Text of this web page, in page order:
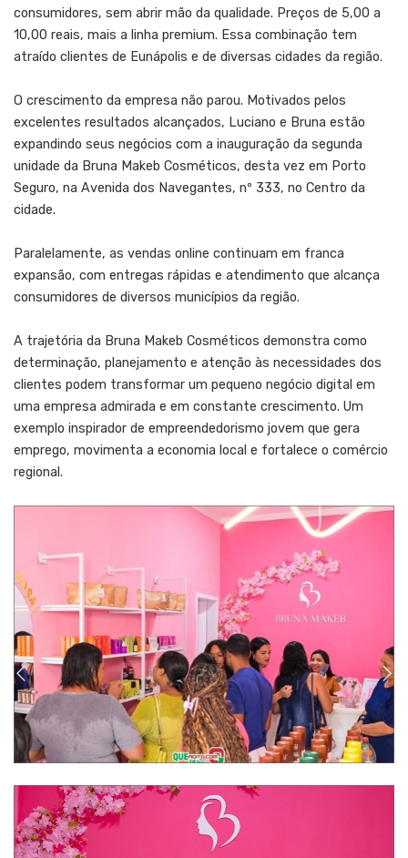
consumidores, sem abrir mão da qualidade. Preços de 5,00 a
10,00 reais, mais a linha premium. Essa combinação tem
atraído clientes de Eunápolis e de diversas cidades da região.
O crescimento da empresa não parou. Motivados pelos
excelentes resultados alcançados, Luciano e Bruna estão
expandindo seus negócios com a inauguração da segunda
unidade da Bruna Makeb Cosméticos, desta vez em Porto
Seguro, na Avenida dos Navegantes, nº 333, no Centro da
cidade.
Paralelamente, as vendas online continuam em franca
expansão, com entregas rápidas e atendimento que alcança
consumidores de diversos municípios da região.
A trajetória da Bruna Makeb Cosméticos demonstra como
determinação, planejamento e atenção às necessidades dos
clientes podem transformar um pequeno negócio digital em
uma empresa admirada e em constante crescimento. Um
exemplo inspirador de empreendedorismo jovem que gera
emprego, movimenta a economia local e fortalece o comércio
regional.